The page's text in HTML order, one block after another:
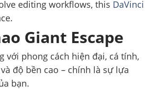
editing workflows, this DaVinci
Giant Escape
với phong cách hiện đại, cá tính,
độ bền cao – chính là sự lựa
bạn.